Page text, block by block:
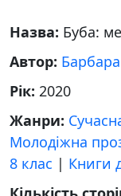
Назва: Буба:
Автор:
Рік: 2020
Жанри:
Молодіжна
8 клас | Книги